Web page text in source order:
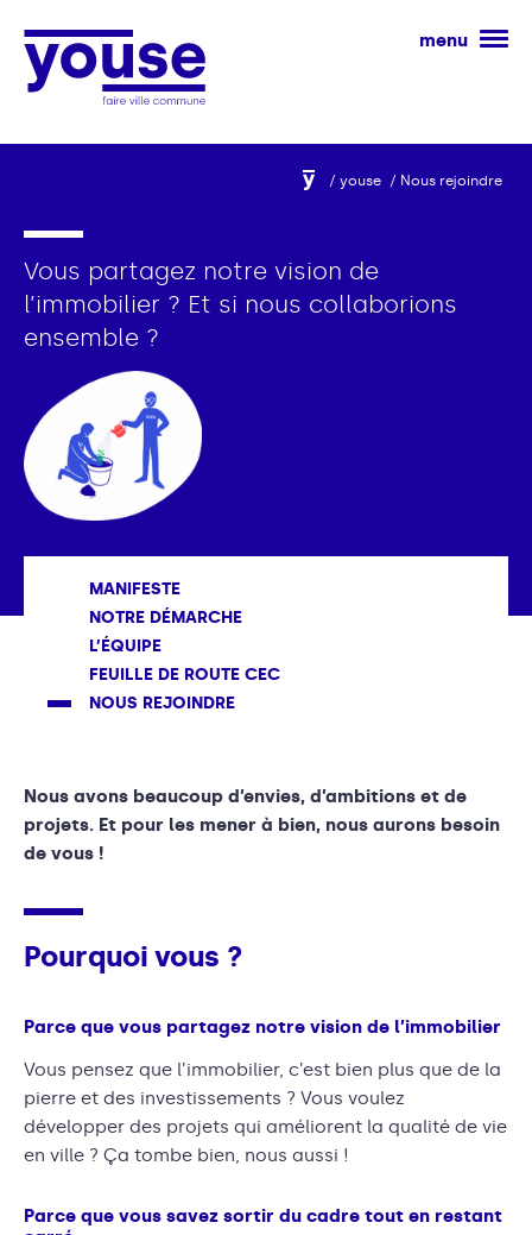
youse Nous rejoindre
Vous partagez notre vision de
l’immobilier ? Et si nous collaborions
ensemble ?
menu
MANIFESTE
NOTRE DÉMARCHE
L’ÉQUIPE
FEUILLE DE ROUTE CEC
NOUS REJOINDRE
Nous avons beaucoup d’envies, d’ambitions et de
projets. Et pour les mener à bien, nous aurons besoin
de vous !
Pourquoi vous ?
Parce que vous partagez notre vision de l’immobilier
Vous pensez que l’immobilier, c’est bien plus que de la
pierre et des investissements ? Vous voulez
développer des projets qui améliorent la qualité de vie
en ville ? Ça tombe bien, nous aussi !
Parce que vous savez sortir du cadre tout en restant